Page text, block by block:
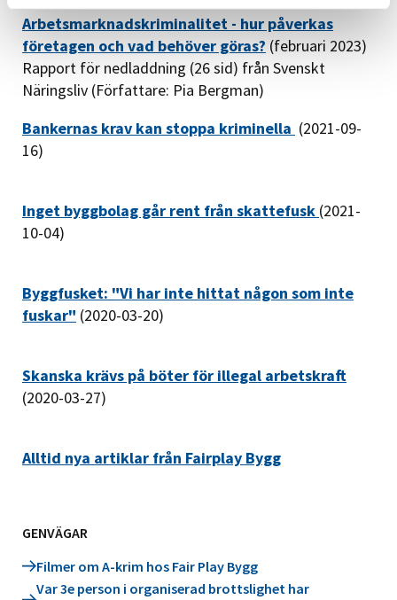
Arbetsmarknadskriminalitet - hur påverkas
företagen och vad behöver göras? (februari 2023)
Rapport för nedladdning (26 sid) från Svenskt
Näringsliv (Författare: Pia Bergman)
Bankernas krav kan stoppa kriminella (2021-09-
16)
Inget byggbolag går rent från skattefusk (2021-
10-04)
Byggfusket: "Vi har inte hittat någon som inte
fuskar" (2020-03-20)
Skanska krävs på böter för illegal arbetskraft
(2020-03-27)
Alltid nya artiklar från Fairplay Bygg
GENVÄGAR
Filmer om A-krim hos Fair Play Bygg
Var 3e person i organiserad brottslighet har